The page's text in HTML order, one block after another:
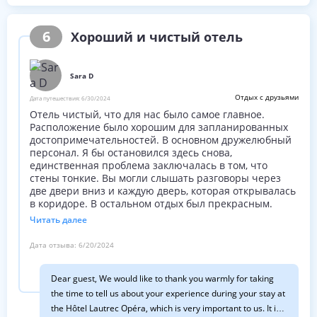
you were aware of the terms and conditions of this offer.
Wishing you all the best. Hotel Lautrec Opéra***
management 33 1 42 96 67 90
6 Хороший и чистый отель
Sara D
Дата путешествия:6/30/2024 Отдых с друзьями
Отель чистый, что для нас было самое главное.
Расположение было хорошим для запланированных
достопримечательностей. В основном дружелюбный
персонал. Я бы остановился здесь снова,
единственная проблема заключалась в том, что
стены тонкие. Вы могли слышать разговоры через
две двери вниз и каждую дверь, которая открывалась
в коридоре. В остальном отдых был прекрасным.
Читать далее
Дата отзыва: 6/20/2024
Dear guest, We would like to thank you warmly for taking
the time to tell us about your experience during your stay at
the Hôtel Lautrec Opéra, which is very important to us. It is a